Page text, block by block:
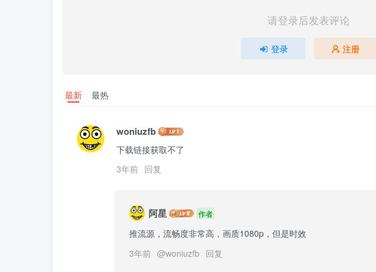
请登录后发表评论
登录 注册
最新 最热
woniuzfb
下载链接获取不了
3年前 回复
阿星 作者
推流源，流畅度非常高，画质1080p，但是时效
3年前 @woniuzfb 回复